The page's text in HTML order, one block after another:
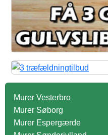
Murer Vesterbro
Murer Søborg
Murer Espergærde